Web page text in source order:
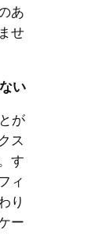
あ
せ
い
が
ス
す
ィ
り
ー